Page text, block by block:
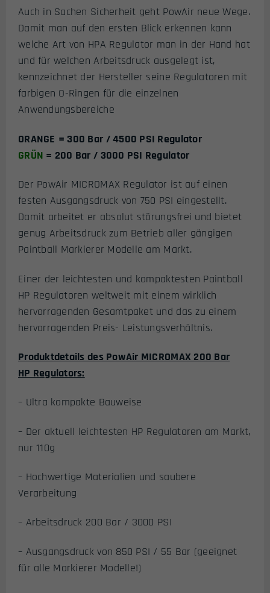
Auch in Sachen Sicherheit geht PowAir neue Wege.
Damit man auf den ersten Blick erkennen kann
welche Art von HPA Regulator man in der Hand hat
und für welchen Arbeitsdruck ausgelegt ist,
kennzeichnet der Hersteller seine Regulatoren mit
farbigen O-Ringen für die einzelnen
Anwendungsbereiche
ORANGE = 300 Bar / 4500 PSI Regulator
GRÜN = 200 Bar / 3000 PSI Regulator
Der PowAir MICROMAX Regulator ist auf einen
festen Ausgangsdruck von 750 PSI eingestellt.
Damit arbeitet er absolut störungsfrei und bietet
genug Arbeitsdruck zum Betrieb aller gängigen
Paintball Markierer Modelle am Markt.
Einer der leichtesten und kompaktesten Paintball
HP Regulatoren weltweit mit einem wirklich
hervorragenden Gesamtpaket und das zu einem
hervorragenden Preis- Leistungsverhältnis.
Produktdetails des PowAir MICROMAX 200 Bar
HP Regulators:
– Ultra kompakte Bauweise
– Der aktuell leichtesten HP Regulatoren am Markt,
nur 110g
– Hochwertige Materialien und saubere
Verarbeitung
– Arbeitsdruck 200 Bar / 3000 PSI
– Ausgangsdruck von 850 PSI / 55 Bar (geeignet
für alle Markierer Modelle!)